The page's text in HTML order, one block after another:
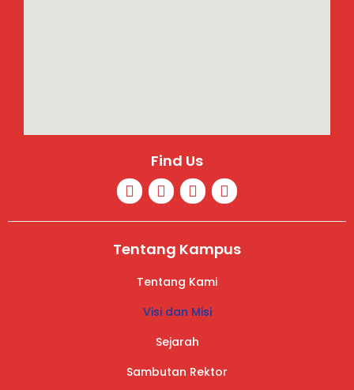
Find Us
Tentang Kampus
Tentang Kami
Visi dan Misi
Sejarah
Sambutan Rektor